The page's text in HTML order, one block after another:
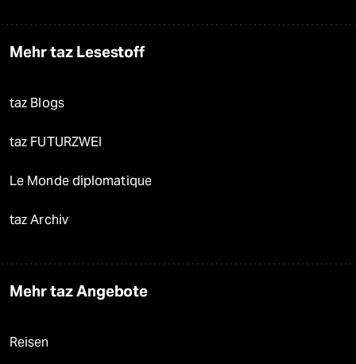
Mehr taz Lesestoff
taz Blogs
taz FUTURZWEI
Le Monde diplomatique
taz Archiv
Mehr taz Angebote
Reisen